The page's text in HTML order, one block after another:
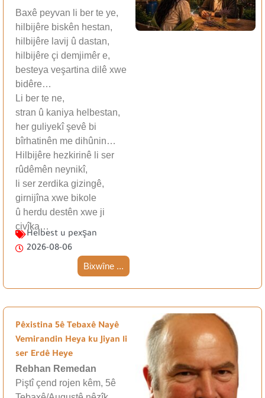
Baxê peyvan li ber te ye,
hilbijêre biskên hestan,
hilbijêre lavij û dastan,
hilbijêre çi demjimêr e,
besteya veşartina dilê xwe
bidêre…
Li ber te ne,
stran û kaniya helbestan,
her guliyekî şevê bi
bîrhatinên me dihûnin…
Hilbijêre hezkirinê li ser
rûdêmên neynikî,
li ser zerdika gizingê,
girnijîna xwe bikole
û herdu destên xwe ji
çivîka…
Helbest u pexşan
2026-08-06
Bixwîne ...
Pêxistina 5ê Tebaxê Nayê
Vemirandin Heya ku Jiyan li
ser Erdê Heye
Rebhan Remedan
Piştî çend rojen kêm, 5ê